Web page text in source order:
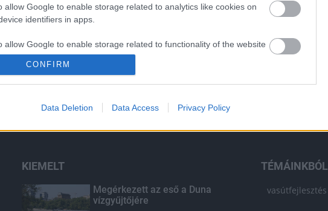
allow Google to enable storage related to analytics like cookies on
identifiers in apps.
allow Google to enable storage related to functionality of the website
allow Google to enable storage related to security, including
CONFIRM
Data Deletion Data Access Privacy Policy
KIEMELT
Megérkezett az eső a Duna
vízgyűjtőjére
TÉMÁINKBÓL
vasútfejlesztés